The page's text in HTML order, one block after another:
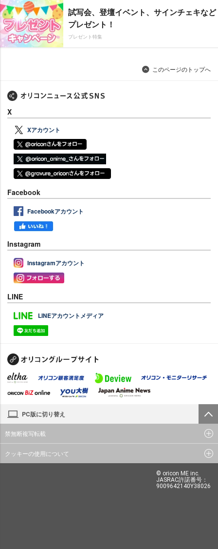
試写会、登壇イベント、サインチェキなど
プレゼント！
プレゼント特集
このページのトップへ
X
Xアカウント
Facebook
Facebookアカウント
Instagram
Instagramアカウント
LINE
LINEアカウントメディア
PC版に切り替え
禁無断複写転載
クッキーの使用について
© oricon ME inc.
JASRAC許諾番号：
9009642140Y38026